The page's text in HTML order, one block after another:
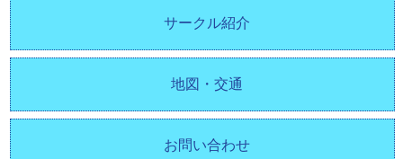
サークル紹介
地図・交通
お問い合わせ